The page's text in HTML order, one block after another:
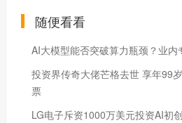
随便看看
AI大模型能否突破算力瓶颈？业内
投资界传奇大佬芒格去世 享年99
票
LG电子斥资1000万美元投资AI初